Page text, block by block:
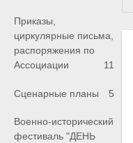
Приказы,
циркулярные письма,
распоряжения по
Ассоциации
11
Сценарные планы 5
Военно-исторический
фестиваль "ДЕНЬ